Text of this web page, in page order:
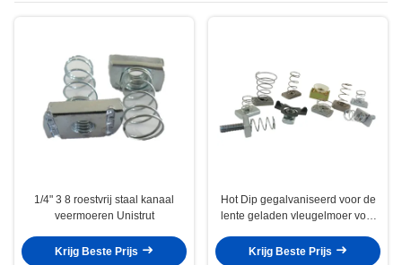
1/4" 3 8 roestvrij staal kanaal
veermoeren Unistrut
Krijg Beste Prijs
Hot Dip gegalvaniseerd voor de
lente geladen vleugelmoer voor
1/4"
Krijg Beste Prijs